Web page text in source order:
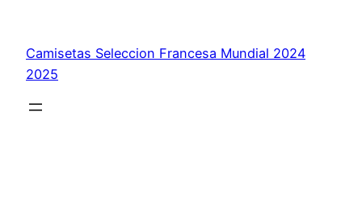
contenido
Camisetas Seleccion Francesa Mundial 2024
2025